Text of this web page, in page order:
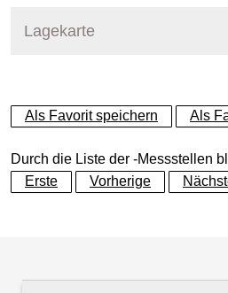
Lagekarte
+
−
Als Favorit speichern Als
Durch die Liste der -Messstellen
Erste
Vorherige